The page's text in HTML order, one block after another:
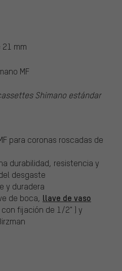
mm
MF
Shimano estándar
para coronas roscadas de
durabilidad, resistencia y
desgaste
y duradera
de boca, llave de vaso
fijación de 1/2" ) y